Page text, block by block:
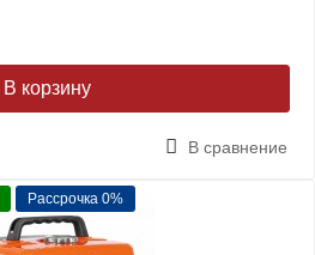
В корзину
В сравнение
Рассрочка 0%